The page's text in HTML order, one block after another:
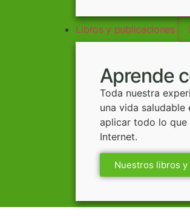
Libros y publicaciones
Aprende
Toda nuestra
una vida saludable
aplicar todo lo que
Internet.
Nuestros libros